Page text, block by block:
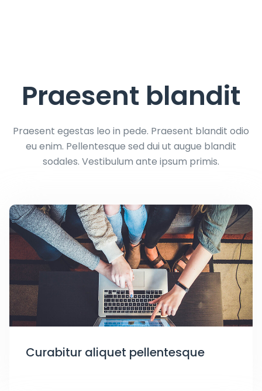
Praesent blandit
Praesent egestas leo in pede. Praesent blandit odio
eu enim. Pellentesque sed dui ut augue blandit
sodales. Vestibulum ante ipsum primis.
Curabitur aliquet pellentesque